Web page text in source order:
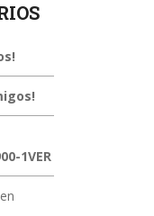
1VER
en